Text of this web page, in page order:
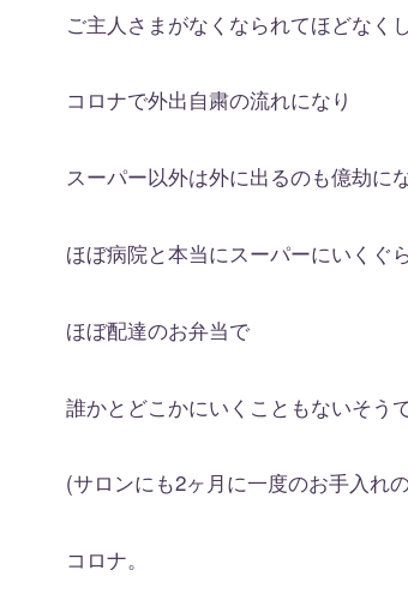
ご主人さまがなくなられてほどなく
コロナで外出自粛の流れになり
スーパー以外は外に出るのも億劫に
ほぼ病院と本当にスーパーにいくぐ
ほぼ配達のお弁当で
誰かとどこかにいくこともないそうで
(サロンにも2ヶ月に一度のお手入れ
コロナ。